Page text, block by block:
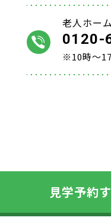
老人ホー
0120-
※10時～
見学予約